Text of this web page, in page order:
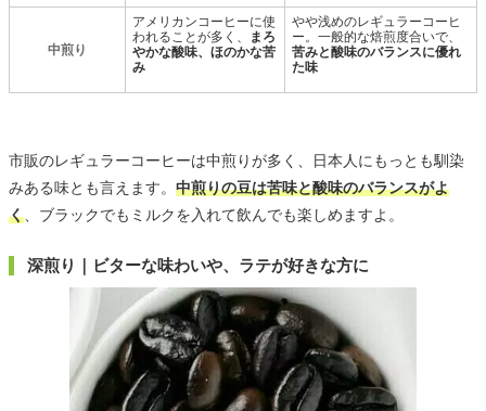
中煎り
アメリカンコーヒーに使
われることが多く、
まろ
やかな酸味、ほのかな苦
み
やや浅めのレギュラーコーヒ
ー。一般的な焙煎度合いで、
苦みと酸味のバランスに優れ
た味
市販のレギュラーコーヒーは中煎りが多く、日本人にもっとも馴染
みある味とも言えます。 中煎りの豆は苦味と酸味のバランスがよ
く 、ブラックでもミルクを入れて飲んでも楽しめますよ。
深煎り｜ビターな味わいや、ラテが好きな方に